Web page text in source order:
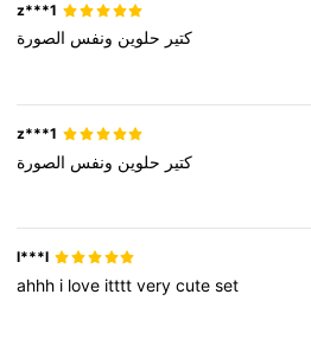
z***1
كتير حلوين ونفس الصورة
z***1
كتير حلوين ونفس الصورة
l***l
ahhh i love ittttverycuteset